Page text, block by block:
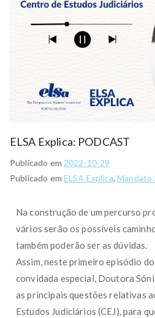
ELSA Explica: PODCAST
Publicado em 2022-10-29
Publicado em ELSA Explica,Mandato
Na construção de um percurso
vários serão os possíveis
também poderão ser as dúvidas.
Assim, neste primeiro episódio do
convidada especial, Doutora
as principais questões relativas
Estudos Judiciários (CEJ), para